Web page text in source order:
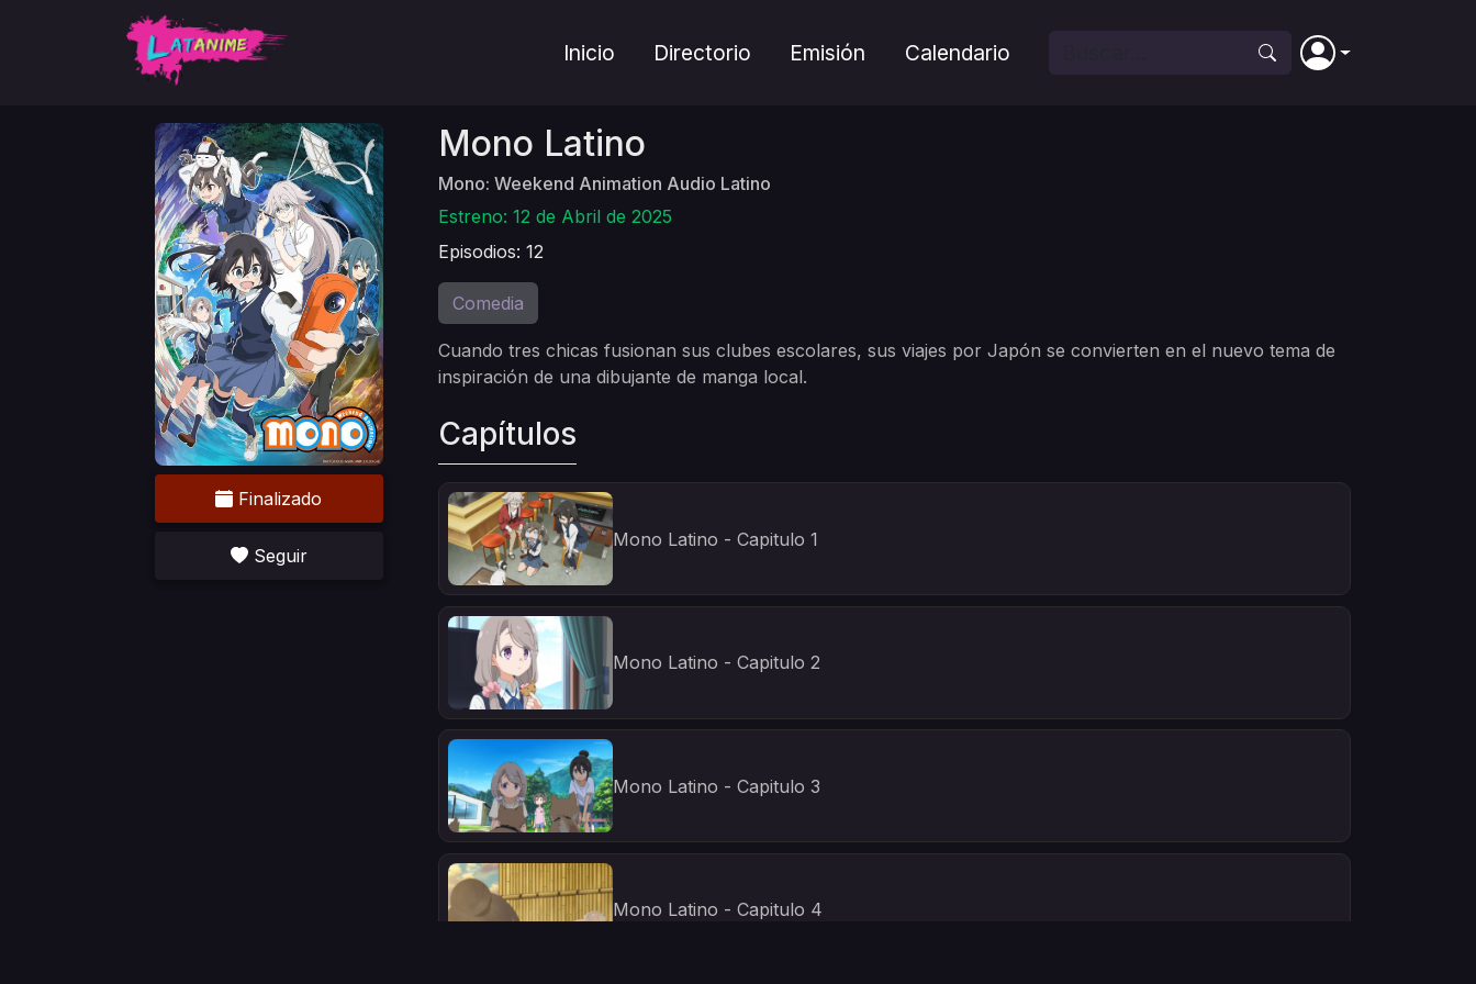
Inicio Directorio Emisión Calendario
Finalizado
Seguir
Mono Latino
Mono: Weekend Animation Audio Latino
Estreno: 12 de Abril de 2025
Episodios: 12
Comedia
Cuando tres chicas fusionan sus clubes escolares, sus viajes por Japón se convierten en el nuevo tema de
inspiración de una dibujante de manga local.
Capítulos
Mono Latino - Capitulo 1
Mono Latino - Capitulo 2
Mono Latino - Capitulo 3
Mono Latino - Capitulo 4